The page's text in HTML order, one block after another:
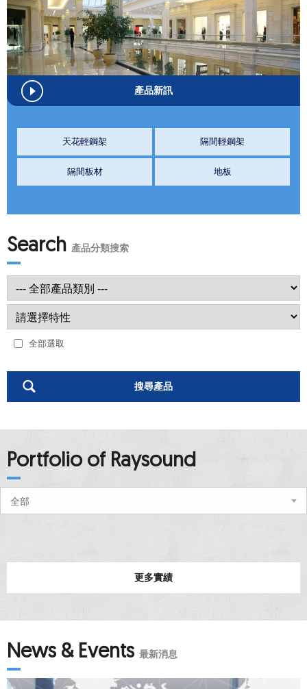
產品新訊
天花輕鋼架 隔間輕鋼架
隔間板材 地板
Search 產品分類搜索
全部選取
搜尋產品
Portfolio of Raysound
全部
更多實績
News & Events 最新消息